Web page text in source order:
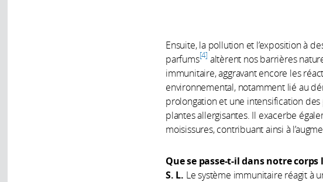
Ensuite, la pollution et l’exposition à
parfums 4 altèrent nos barrières
immunitaire, aggravant encore les
environnemental, notamment lié au
prolongation et une intensification
plantes allergisantes. Il exacerbe
moisissures, contribuant ainsi à
Que se passe-t-il dans notre
S. L. Le système immunitaire réagit à